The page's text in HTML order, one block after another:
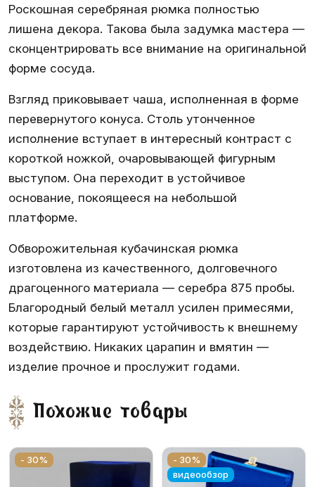
Роскошная серебряная рюмка полностью
лишена декора. Такова была задумка мастера —
сконцентрировать все внимание на оригинальной
форме сосуда.
Взгляд приковывает чаша, исполненная в форме
перевернутого конуса. Столь утонченное
исполнение вступает в интересный контраст с
короткой ножкой, очаровывающей фигурным
выступом. Она переходит в устойчивое
основание, покоящееся на небольшой
платформе.
Обворожительная кубачинская рюмка
изготовлена из качественного, долговечного
драгоценного материала — серебра 875 пробы.
Благородный белый металл усилен примесями,
которые гарантируют устойчивость к внешнему
воздействию. Никаких царапин и вмятин —
изделие прочное и прослужит годами.
Похожие товары
- 30%
- 30%
видеообзор